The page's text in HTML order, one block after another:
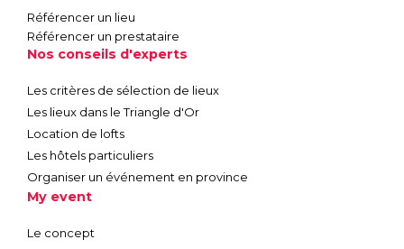
Référencer un lieu
Référencer un prestataire
Nos conseils d'experts
Les critères de sélection de lieux
Les lieux dans le Triangle d'Or
Location de lofts
Les hôtels particuliers
Organiser un événement en province
My event
Le concept